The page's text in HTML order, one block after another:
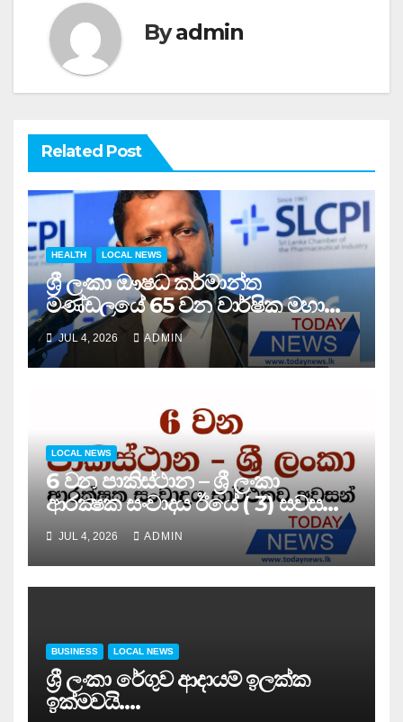
Byadmin
Related Post
HEALTH LOCAL NEWS
ශ්‍රී ලංකා ඖෂධ කර්මාන්ත
මණ්ඩලයේ 65 වන වාර්ෂික මහා
සමුළුව සෞඛ්‍ය නියෝජ්‍ය
අමාත්‍යවරයාගේ ප්‍රධානත්වයෙන්……
JUL 4, 2026 ADMIN
LOCAL NEWS
6 වන පාකිස්ථාන – ශ්‍රී ලංකා
ආරක්‍ෂක සංවාදය ඊයේ ( 3) සවස
සාර්ථකව අවසන් කරයි..
JUL 4, 2026 ADMIN
BUSINESS LOCAL NEWS
ශ්‍රී ලංකා රේගුව ආදායම් ඉලක්ක
ඉක්මවයි….